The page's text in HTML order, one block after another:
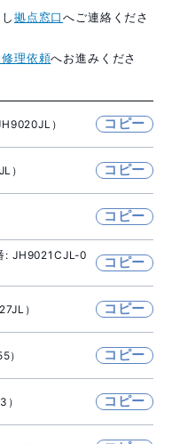
拠点窓口へご連絡くださ
理依頼へお進みくださ
） コピー
） コピー
コピー
: JH9021CJL-0
コピー
） コピー
） コピー
） コピー